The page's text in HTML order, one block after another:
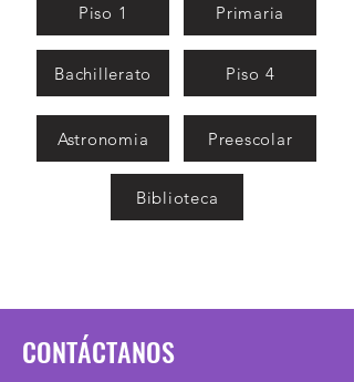
Piso 1 Primaria
Bachillerato Piso 4
Astronomia Preescolar
Biblioteca
CONTÁCTANOS